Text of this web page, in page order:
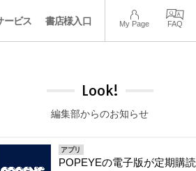
ービス 書店様入口 My Page FAQ
Look!
編集部からのお知らせ
アプリ
POPEYEの電子版が定期購読